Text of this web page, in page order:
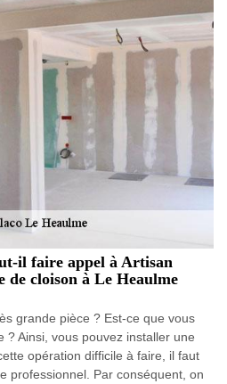
il faire appel à Artisan
de cloison à Le Heaulme
grande pièce ? Est-ce que vous
? Ainsi, vous pouvez installer une
opération difficile à faire, il faut
professionnel. Par conséquent, on